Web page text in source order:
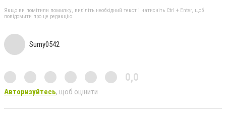
Якщо ви помітили помилку, виділіть необхідний текст і натисніть Ctrl + Enter, щоб
повідомити про це редакцію
Sumy0542
0,0
Авторизуйтесь, щоб оцінити